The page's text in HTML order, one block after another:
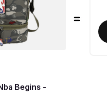
Begins -